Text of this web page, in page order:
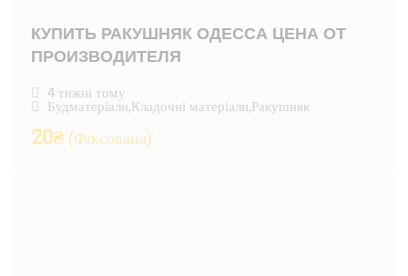
КУПИТЬ РАКУШНЯК ОДЕССА ЦЕНА ОТ
ПРОИЗВОДИТЕЛЯ
4 тижні тому
Будматеріали,Кладочні матеріали,Ракушняк
20₴ (Фіксована)